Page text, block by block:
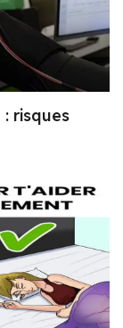
risques